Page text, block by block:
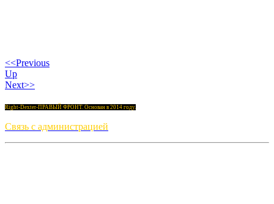
<<Previous
Up
Next>>
Right-Dexter-ПРАВЫЙ ФРОНТ. Основан в 2014 году.
Связь с администрацией